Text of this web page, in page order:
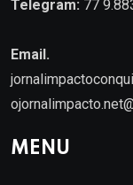
Telegram: 77
Email.
MENU